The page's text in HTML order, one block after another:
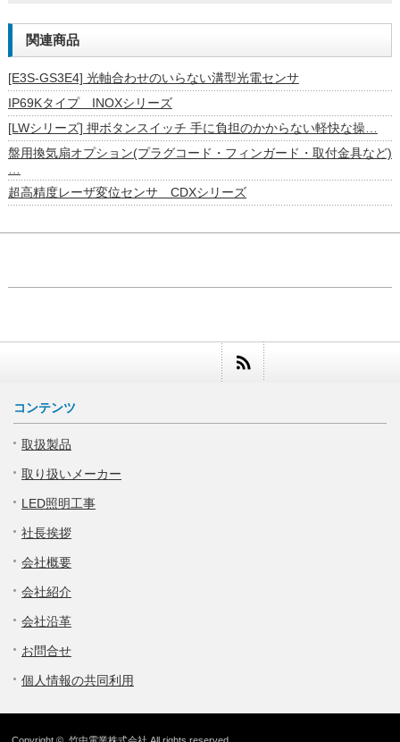
関連商品
[E3S-GS3E4] 光軸合わせのいらない溝型光電センサ
IP69Kタイプ INOXシリーズ
[LWシリーズ] 押ボタンスイッチ 手に負担のかからない軽快な操…
盤用換気扇オプション(プラグコード・フィンガード・取付金具など)
超高精度レーザ変位センサ CDXシリーズ
コンテンツ
取扱製品
取り扱いメーカー
LED照明工事
社長挨拶
会社概要
会社紹介
会社沿革
お問合せ
個人情報の共同利用